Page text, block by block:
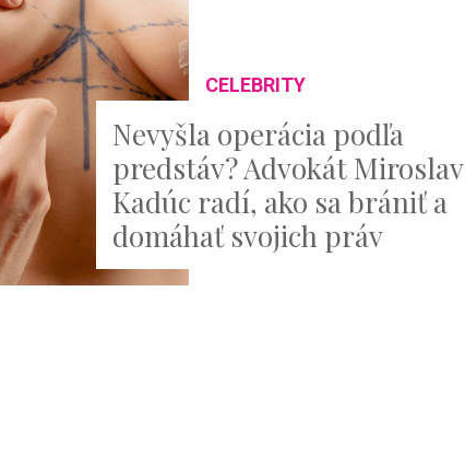
CELEBRITY
Nevyšla operácia podľa
predstáv? Advokát Miroslav
Kadúc radí, ako sa brániť a
domáhať svojich práv